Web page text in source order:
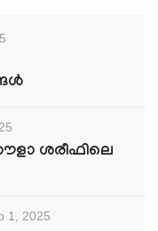
ശരീഫിലെ
1, 2025